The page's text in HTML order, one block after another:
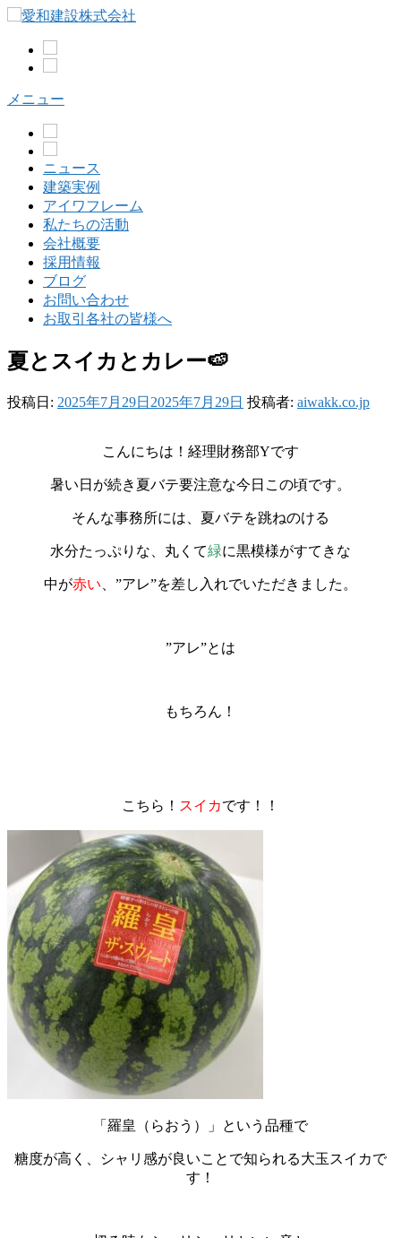
へ
メニュー
ニュース
建築実例
アイワフレーム
私たちの活動
会社概要
採用情報
ブログ
お問い合わせ
お取引各社の皆様へ
夏とスイカとカレー🍉
投稿日: 2025年7月29日 2025年7月29日 投稿者: aiwakk.co.jp
こんにちは！経理財務部Yです
暑い日が続き夏バテ要注意な今日この頃です。
そんな事務所には、夏バテを跳ねのける
水分たっぷりな、丸くて緑に黒模様がすてきな
中が赤い 、”アレ”を差し入れでいただきました。
”アレ”とは
もちろん！
こちら！ スイカです！！
「羅皇（らおう）」という品種で
糖度が高く、シャリ感が良いことで知られる大玉スイカで
す！